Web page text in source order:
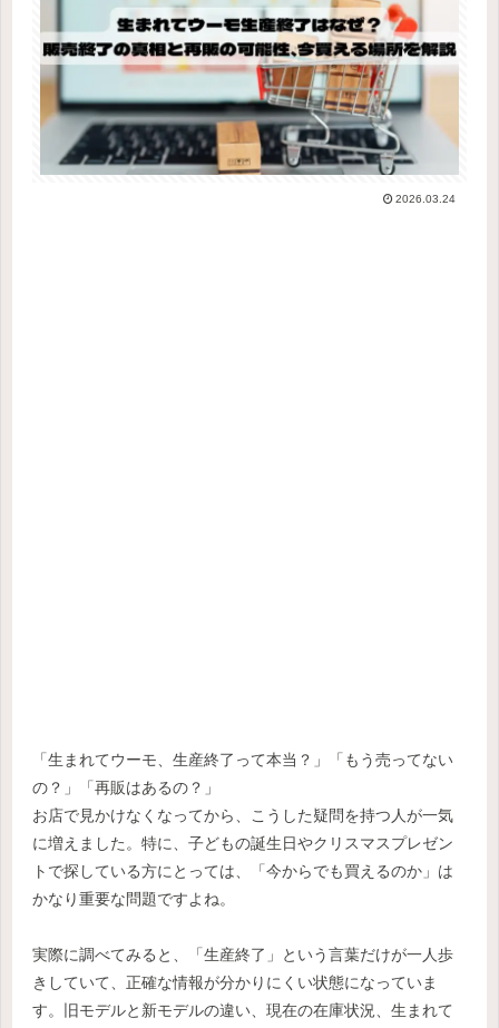
2026.03.24
「生まれてウーモ、生産終了って本当？」「もう売ってない
の？」「再販はあるの？」
お店で見かけなくなってから、こうした疑問を持つ人が一気
に増えました。特に、子どもの誕生日やクリスマスプレゼン
トで探している方にとっては、「今からでも買えるのか」は
かなり重要な問題ですよね。
実際に調べてみると、「生産終了」という言葉だけが一人歩
きしていて、正確な情報が分かりにくい状態になっていま
す。旧モデルと新モデルの違い、現在の在庫状況、生まれて